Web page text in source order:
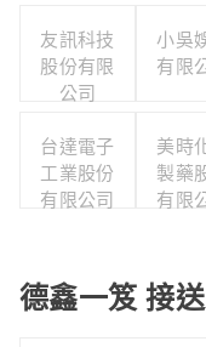
友訊科技
股份有限
公司
小吳
有限
台達電子
工業股份
有限公司
美時
製藥
有限
德鑫一笈 接